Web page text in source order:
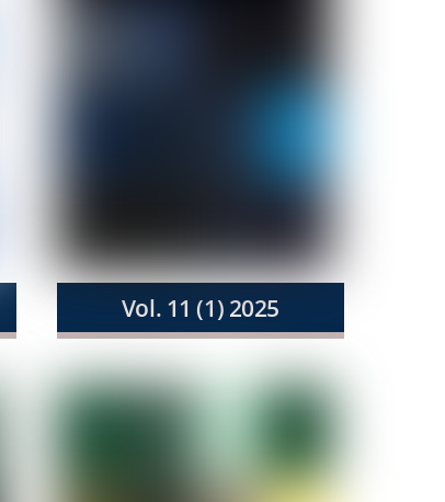
Vol. 11 (1) 2025